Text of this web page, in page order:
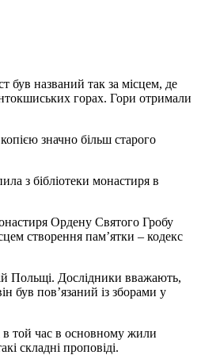
був названий так за місцем, де
горах. Гори отримали
значно більш старого
з бібліотеки монастиря в
Ордену Святого Гробу
створення пам’ятки – кодекс
Польщі. Дослідники вважають,
був пов’язаний із зборами у
в той час в основному жили
складні проповіді.